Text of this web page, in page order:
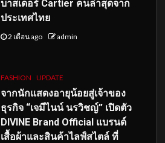
บาสเดอร์ Cartier คนล่าสุดจาก
ประเทศไทย
2 เดือน ago admin
FASHION UPDATE
จากนักแสดงอายุน้อยสู่เจ้าของ
ธุรกิจ “เจมีไนน์ นรวิชญ์” เปิดตัว
DIVINE Brand Official แบรนด์
เสื้อผ้าและสินค้าไลฟ์สไตล์ ที่